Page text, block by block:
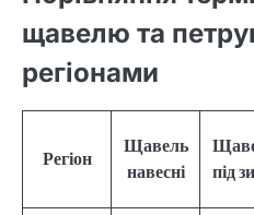
щавелю та
регіонами
Регіон
Щавель
навесні
під